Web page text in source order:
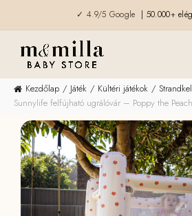
✓ 4.9/5 Google | 50.000+
Kezdőlap Játék Kültéri játékok
Sunnylife felfújható ugrálóvár – Poppy the